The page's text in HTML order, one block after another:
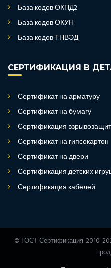
База кодов ОКПД2
База кодов ОКУН
База кодов ТНВЭД
СЕРТИФИКАЦИЯ В
Сертификат на арматуру
Сертификат на бумагу
Сертификация
Сертификат на гипсокартон
Сертификат на двери
Сертификация детских
Сертификация кабелей
© ГОСТ Сертификация. 2010-